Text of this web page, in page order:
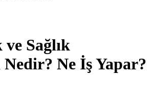
Sağlık
Nedir? Ne İş Yapar?